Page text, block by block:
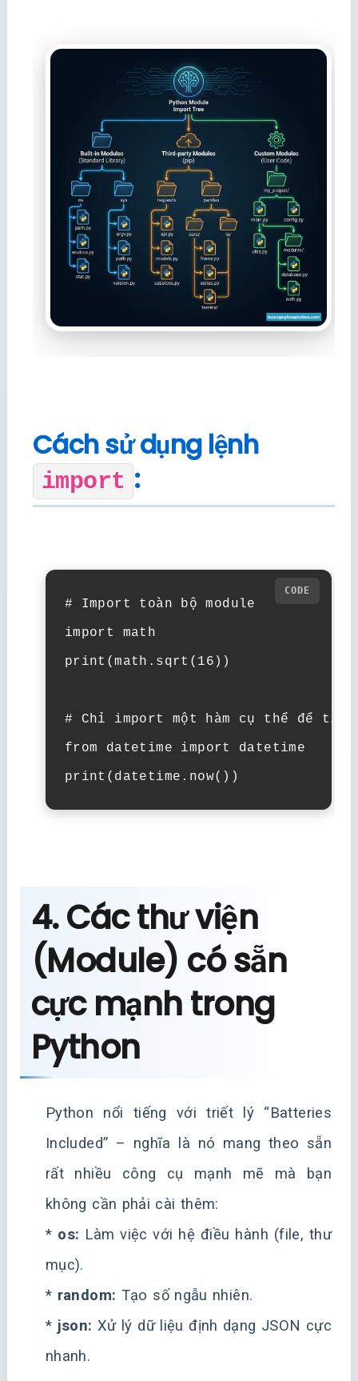
Cách sử dụng lệnh
import :
# Import toàn bộ module
import
math
print (math . sqrt ( 16 ))
# Chỉ import một hàm cụ thể để tiết
from
datetime import
datetime
print ( datetime . now())
4. Các thư viện
(Module) có sẵn
cực mạnh trong
Python
Python nổi tiếng với triết lý “Batteries
Included” – nghĩa là nó mang theo sẵn
rất nhiều công cụ mạnh mẽ mà bạn
không cần phải cài thêm:
* os: Làm việc với hệ điều hành (file, thư
mục).
* random: Tạo số ngẫu nhiên.
* json: Xử lý dữ liệu định dạng JSON cực
nhanh.